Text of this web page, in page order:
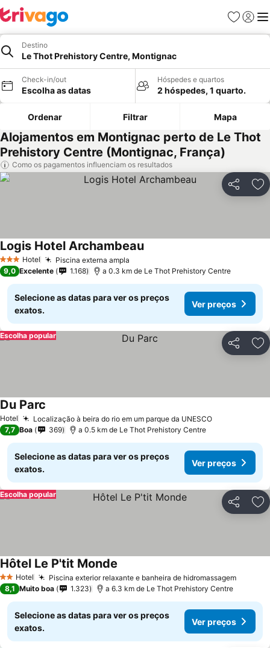
Favoritos
Iniciar
Destino
Le Thot Prehistory Centre, Montignac
Check-in/out
Escolha as datas
Hóspedes e quartos
2 hóspedes, 1 quarto.
Ordenar Filtrar Mapa
Alojamentos em Montignac perto de Le Thot
Prehistory Centre (Montignac, França)
Como os pagamentos influenciam os resultados
Partilhar
3 EstrelasHotel Piscina externa ampla
Logis Hotel Archambeau
9,0 Excelente 1.168 a 0.3 km de Le Thot Prehistory Centre
Selecione as datas para ver os preços
exatos.
Ver preços
Partilhar
Escolha popular
Hotel Localização à beira do rio em um parque da UNESCO
Du Parc
7,7 Boa 369 a 0.5 km de Le Thot Prehistory Centre
Selecione as datas para ver os preços
exatos.
Ver preços
Partilhar
Escolha popular
2 Estrelas
Hotel Piscina exterior relaxante e banheira de hidromassagem
Hôtel Le P'tit Monde
8,1 Muito boa 1.323 a 6.3 km de Le Thot Prehistory Centre
Selecione as datas para ver os preços
exatos.
Ver preços